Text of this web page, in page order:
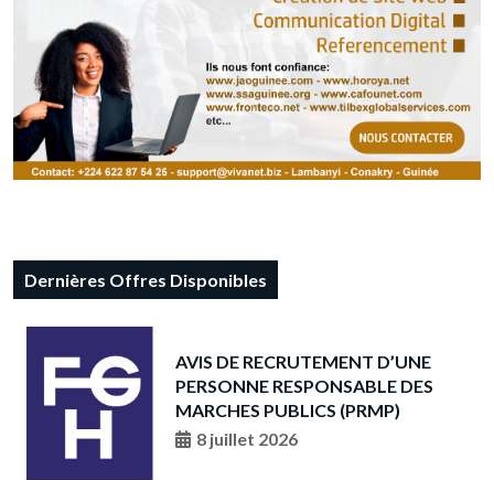
Dernières Offres Disponibles
AVIS DE RECRUTEMENT D’UNE
PERSONNE RESPONSABLE DES
MARCHES PUBLICS (PRMP)
8 juillet 2026